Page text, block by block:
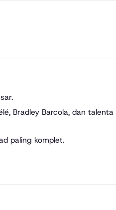
Bradley Barcola, dan talenta
paling komplet.